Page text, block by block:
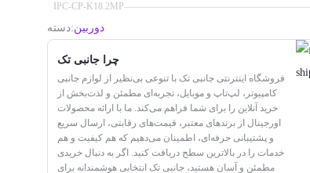
IPC-CP-K18.2MP
دسته:دوربین
چرا جانبی تک
فروشگاه اینترنتی جانبی تک با تنوعی بی‌نظیر از لوازم جانبی
کامپیوتر، لپ‌تاپ و موبایل، تجربه‌ای مطمئن و لذت‌بخش از
خرید آنلاین را برای شما فراهم می‌کند. ما با ارائه محصولات
اورجینال از برندهای معتبر، قیمت‌های رقابتی، ارسال سریع
و پشتیبانی حرفه‌ای، اطمینان می‌دهیم که هم کیفیت و هم
خدمات را در بالاترین سطح دریافت کنید. اگر به دنبال خریدی
مطمئن و آسان هستید، جانبی تک انتخابی هوشمندانه برای